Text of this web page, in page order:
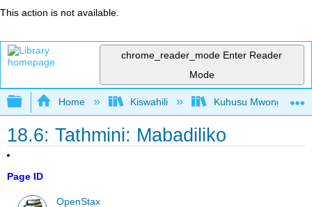
This action is not available.
chrome_reader_mode Enter Reader
Mode
Expand/collapse global hierarchy
Home Kiswahili Kuhusu Mwongozo
18.6: Tathmini: Mabadiliko
Page ID
OpenStax